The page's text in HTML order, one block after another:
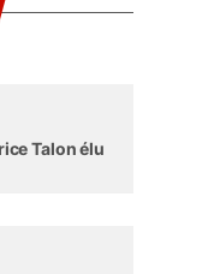
Talon élu